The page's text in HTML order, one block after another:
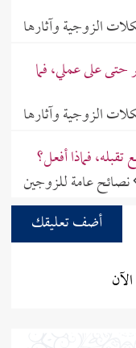
الزوجية وآثارها
حتى على عملي، فما
الزوجية وآثارها
فماذا أفعل؟
نصائح عامة للزوجين
أضف تعليقك